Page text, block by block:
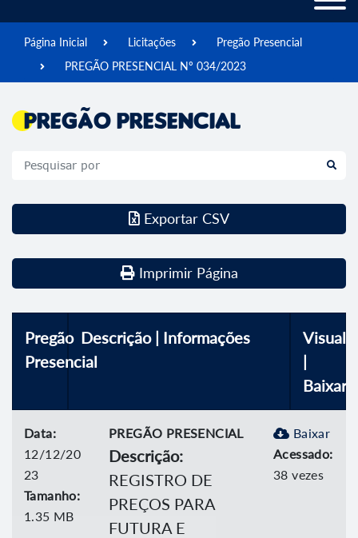
Página Inicial Licitações
Pregão Presencial
PREGÃO PRESENCIAL Nº 034/2023
Pregão Presencial
Exportar CSV
Imprimir Página
Pregão
Presencial
Descrição | Informações
|
Baixar
Data:
12/12/20
23
Tamanho:
1.35 MB
PREGÃO PRESENCIAL
Descrição:
REGISTRO DE
PREÇOS PARA
FUTURA E
Baixar
Acessado:
38 vezes